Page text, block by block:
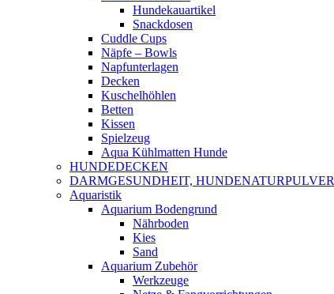
Hundekauartikel
Snackdosen
Cuddle Cups
Näpfe – Bowls
Napfunterlagen
Decken
Kuschelhöhlen
Betten
Kissen
Spielzeug
Aqua Kühlmatten Hunde
HUNDEDECKEN
DARMGESUNDHEIT, HUNDENATURPULVER
Aquaristik
Aquarium Bodengrund
Nährboden
Kies
Sand
Aquarium Zubehör
Werkzeuge